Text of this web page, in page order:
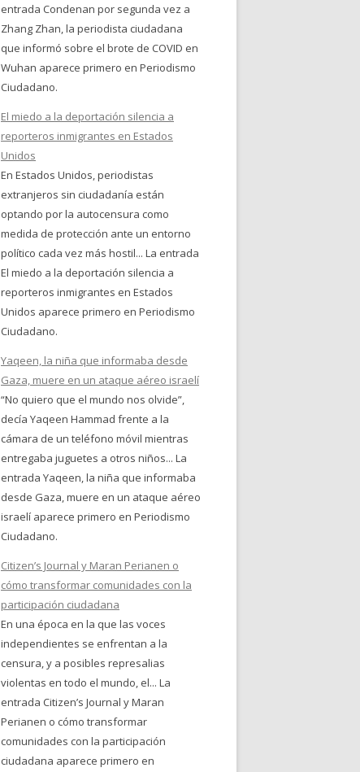
entrada Condenan por segunda vez a
Zhang Zhan, la periodista ciudadana
que informó sobre el brote de COVID en
Wuhan aparece primero en Periodismo
Ciudadano.
El miedo a la deportación silencia a
reporteros inmigrantes en Estados
Unidos
En Estados Unidos, periodistas
extranjeros sin ciudadanía están
optando por la autocensura como
medida de protección ante un entorno
político cada vez más hostil... La entrada
El miedo a la deportación silencia a
reporteros inmigrantes en Estados
Unidos aparece primero en Periodismo
Ciudadano.
Yaqeen, la niña que informaba desde
Gaza, muere en un ataque aéreo israelí
“No quiero que el mundo nos olvide”,
decía Yaqeen Hammad frente a la
cámara de un teléfono móvil mientras
entregaba juguetes a otros niños... La
entrada Yaqeen, la niña que informaba
desde Gaza, muere en un ataque aéreo
israelí aparece primero en Periodismo
Ciudadano.
Citizen’s Journal y Maran Perianen o
cómo transformar comunidades con la
participación ciudadana
En una época en la que las voces
independientes se enfrentan a la
censura, y a posibles represalias
violentas en todo el mundo, el... La
entrada Citizen’s Journal y Maran
Perianen o cómo transformar
comunidades con la participación
ciudadana aparece primero en